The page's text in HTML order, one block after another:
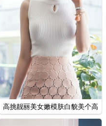
高挑靓丽美女嫩模肤白貌美个高
腿长街拍